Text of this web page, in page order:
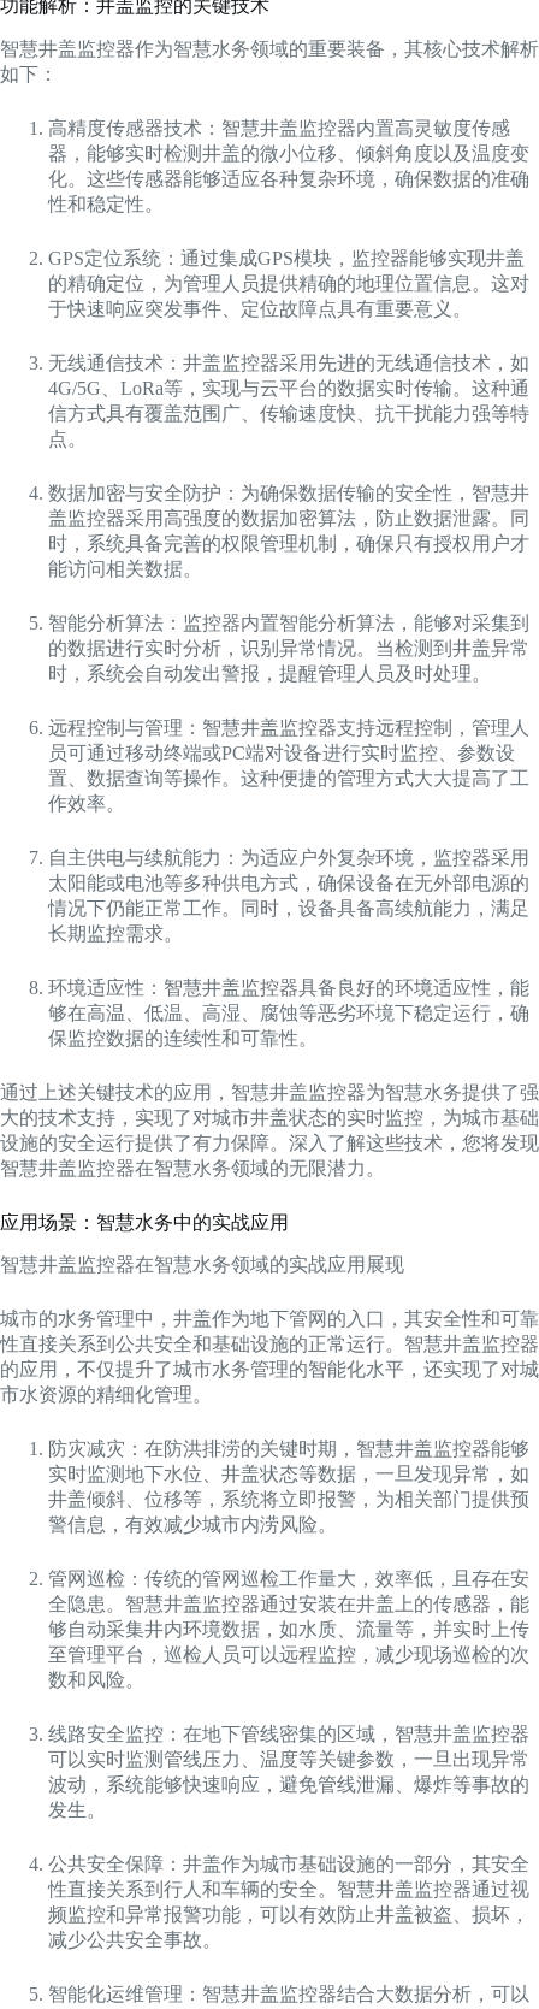
功能解析：井盖监控的关键技术
智慧井盖监控器作为智慧水务领域的重要装备，其核心技术解析
如下：
高精度传感器技术：智慧井盖监控器内置高灵敏度传感
器，能够实时检测井盖的微小位移、倾斜角度以及温度变
化。这些传感器能够适应各种复杂环境，确保数据的准确
性和稳定性。
GPS定位系统：通过集成GPS模块，监控器能够实现井盖
的精确定位，为管理人员提供精确的地理位置信息。这对
于快速响应突发事件、定位故障点具有重要意义。
无线通信技术：井盖监控器采用先进的无线通信技术，如
4G/5G、LoRa等，实现与云平台的数据实时传输。这种通
信方式具有覆盖范围广、传输速度快、抗干扰能力强等特
点。
数据加密与安全防护：为确保数据传输的安全性，智慧井
盖监控器采用高强度的数据加密算法，防止数据泄露。同
时，系统具备完善的权限管理机制，确保只有授权用户才
能访问相关数据。
智能分析算法：监控器内置智能分析算法，能够对采集到
的数据进行实时分析，识别异常情况。当检测到井盖异常
时，系统会自动发出警报，提醒管理人员及时处理。
远程控制与管理：智慧井盖监控器支持远程控制，管理人
员可通过移动终端或PC端对设备进行实时监控、参数设
置、数据查询等操作。这种便捷的管理方式大大提高了工
作效率。
自主供电与续航能力：为适应户外复杂环境，监控器采用
太阳能或电池等多种供电方式，确保设备在无外部电源的
情况下仍能正常工作。同时，设备具备高续航能力，满足
长期监控需求。
环境适应性：智慧井盖监控器具备良好的环境适应性，能
够在高温、低温、高湿、腐蚀等恶劣环境下稳定运行，确
保监控数据的连续性和可靠性。
通过上述关键技术的应用，智慧井盖监控器为智慧水务提供了强
大的技术支持，实现了对城市井盖状态的实时监控，为城市基础
设施的安全运行提供了有力保障。深入了解这些技术，您将发现
智慧井盖监控器在智慧水务领域的无限潜力。
应用场景：智慧水务中的实战应用
智慧井盖监控器在智慧水务领域的实战应用展现
城市的水务管理中，井盖作为地下管网的入口，其安全性和可靠
性直接关系到公共安全和基础设施的正常运行。智慧井盖监控器
的应用，不仅提升了城市水务管理的智能化水平，还实现了对城
市水资源的精细化管理。
防灾减灾：在防洪排涝的关键时期，智慧井盖监控器能够
实时监测地下水位、井盖状态等数据，一旦发现异常，如
井盖倾斜、位移等，系统将立即报警，为相关部门提供预
警信息，有效减少城市内涝风险。
管网巡检：传统的管网巡检工作量大，效率低，且存在安
全隐患。智慧井盖监控器通过安装在井盖上的传感器，能
够自动采集井内环境数据，如水质、流量等，并实时上传
至管理平台，巡检人员可以远程监控，减少现场巡检的次
数和风险。
线路安全监控：在地下管线密集的区域，智慧井盖监控器
可以实时监测管线压力、温度等关键参数，一旦出现异常
波动，系统能够快速响应，避免管线泄漏、爆炸等事故的
发生。
公共安全保障：井盖作为城市基础设施的一部分，其安全
性直接关系到行人和车辆的安全。智慧井盖监控器通过视
频监控和异常报警功能，可以有效防止井盖被盗、损坏，
减少公共安全事故。
智能化运维管理：智慧井盖监控器结合大数据分析，可以